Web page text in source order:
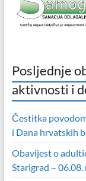
Posljednje
aktivnosti i
Čestitka
i Dana hrvatskih
Obavijest o
Starigrad –